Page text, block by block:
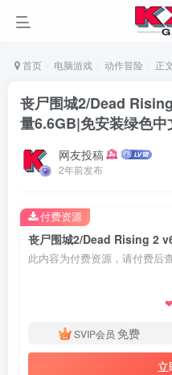
首页 电脑游戏 动作冒险 正
丧尸围城2/Dead
量6.6GB|免安装绿色中
网友投稿
2年前发布
此内容为付费资源，请付费后
❤
SVIP会员 免费
立
付费资源